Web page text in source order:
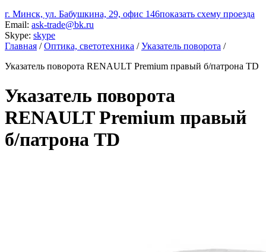
г. Минск, ул. Бабушкина, 29, офис 146показать схему проезда
Email: ask-trade@bk.ru
Skype: skype
Главная / Оптика, светотехника / Указатель поворота /
Указатель поворота RENAULT Premium правый б/патрона TD
Указатель поворота
RENAULT Premium правый
б/патрона TD